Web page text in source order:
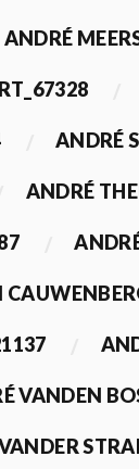
ANDRÉ
ANDRÉ
ANDRÉ
VANDEN